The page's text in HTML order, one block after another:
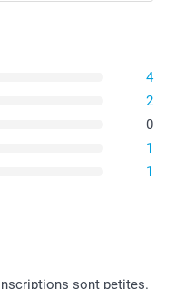
4
2
0
1
1
sont petites.